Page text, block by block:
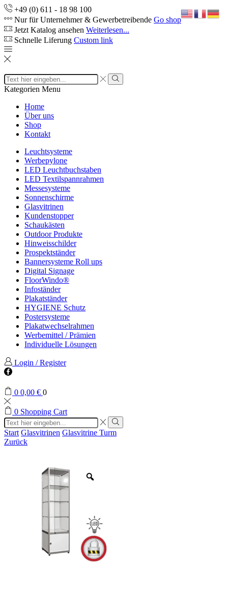
+49 (0) 611 - 18 98 100
Nur für Unternehmer & Gewerbetreibende Go shop
Jetzt Katalog ansehen Weiterlesen...
Schnelle Liferung Custom link
Search
input
Search
Kategorien Menu
Home
Über uns
Shop
Kontakt
Leuchtsysteme
Werbepylone
LED Leuchtbuchstaben
LED Textilspannrahmen
Messesysteme
Sonnenschirme
Glasvitrinen
Kundenstopper
Schaukästen
Outdoor Produkte
Hinweisschilder
Prospektständer
Bannersysteme Roll ups
Digital Signage
FloorWindo®
Infoständer
Plakatständer
HYGIENE Schutz
Postersysteme
Plakatwechselrahmen
Werbemittel / Prämien
Individuelle Lösungen
Login / Register
Facebook
0 0,00 € 0
0 Shopping Cart
Search
input
Search
Start Glasvitrinen Glasvitrine Turm
Zurück